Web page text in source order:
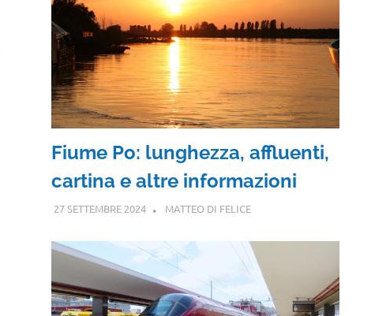
Fiume Po: lunghezza, affluenti,
cartina e altre informazioni
27 SETTEMBRE 2024 MATTEO DI FELICE